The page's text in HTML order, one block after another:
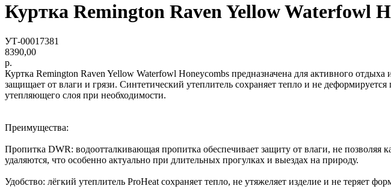
Куртка Remington Raven Yellow Waterfowl
УТ-00017381
8390,00
р.
Куртка Remington Raven Yellow Waterfowl Honeycombs предназначена для активного
защищает от влаги и грязи. Синтетический утеплитель сохраняет тепло и не
утепляющего слоя при необходимости.
Преимущества:
Пропитка DWR: водоотталкивающая пропитка обеспечивает защиту от влаги, не позволяя
удаляются, что особенно актуально при длительных прогулках и выездах на природу.
Удобство: лёгкий утеплитель ProHeat сохраняет тепло, не утяжеляет изделие и не теряет